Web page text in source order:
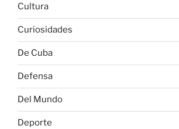
Cultura
Curiosidades
De Cuba
Defensa
Del Mundo
Deporte